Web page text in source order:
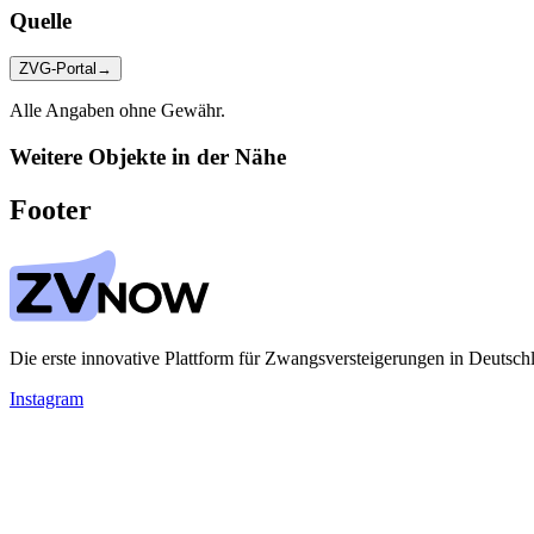
Quelle
ZVG-Portal →
Alle Angaben ohne Gewähr.
Weitere Objekte in der Nähe
Footer
Die erste innovative Plattform für Zwangsversteigerungen in
Instagram